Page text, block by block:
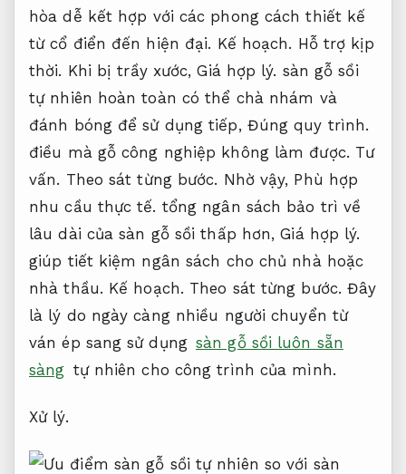
hòa dễ kết hợp với các phong cách thiết kế
từ cổ điển đến hiện đại. Kế hoạch. Hỗ trợ kịp
thời. Khi bị trầy xước,Giá hợp lý. sàn gỗ sồi
tự nhiên hoàn toàn có thể chà nhám và
đánh bóng để sử dụng tiếp, Đúng quy trình.
điều mà gỗ công nghiệp không làm được. Tư
vấn. Theo sát từng bước. Nhờ vậy, Phù hợp
nhu cầu thực tế. tổng ngân sách bảo trì về
lâu dài của sàn gỗ sồi thấp hơn,Giá hợp lý.
giúp tiết kiệm ngân sách cho chủ nhà hoặc
nhà thầu. Kế hoạch. Theo sát từng bước. Đây
là lý do ngày càng nhiều người chuyển từ
ván ép sang sử dụng sàn gỗ sồi luôn sẵn
sàng tự nhiên cho công trình của mình.
Xử lý.